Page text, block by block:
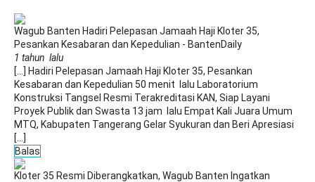
Wagub Banten Hadiri Pelepasan Jamaah Haji Kloter 35,
Pesankan Kesabaran dan Kepedulian - BantenDaily
1 tahun lalu
[…] Hadiri Pelepasan Jamaah Haji Kloter 35, Pesankan
Kesabaran dan Kepedulian 50 menit lalu Laboratorium
Konstruksi Tangsel Resmi Terakreditasi KAN, Siap Layani
Proyek Publik dan Swasta 13 jam lalu Empat Kali Juara Umum
MTQ, Kabupaten Tangerang Gelar Syukuran dan Beri Apresiasi
[…]
Balas
Kloter 35 Resmi Diberangkatkan, Wagub Banten Ingatkan